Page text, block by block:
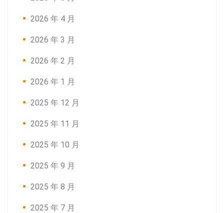
2026 年 4 月
2026 年 3 月
2026 年 2 月
2026 年 1 月
2025 年 12 月
2025 年 11 月
2025 年 10 月
2025 年 9 月
2025 年 8 月
2025 年 7 月